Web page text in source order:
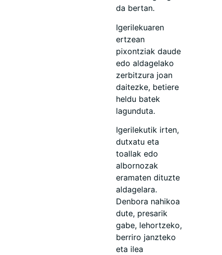
da bertan.
Igerilekuaren
ertzean
pixontziak daude
edo aldagelako
zerbitzura joan
daitezke, betiere
heldu batek
lagunduta.
Igerilekutik irten,
dutxatu eta
toallak edo
albornozak
eramaten dituzte
aldagelara.
Denbora nahikoa
dute, presarik
gabe, lehortzeko,
berriro janzteko
eta ilea